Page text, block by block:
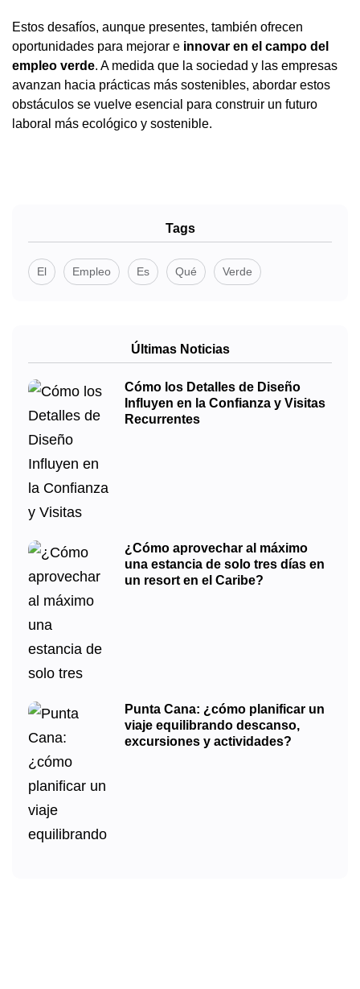
Estos desafíos, aunque presentes, también ofrecen
oportunidades para mejorar e innovar en el campo del
empleo verde. A medida que la sociedad y las empresas
avanzan hacia prácticas más sostenibles, abordar estos
obstáculos se vuelve esencial para construir un futuro
laboral más ecológico y sostenible.
Tags
El Empleo Es Qué Verde
Últimas Noticias
Cómo los Detalles de Diseño
Influyen en la Confianza y Visitas
Recurrentes
¿Cómo aprovechar al máximo
una estancia de solo tres días en
un resort en el Caribe?
Punta Cana: ¿cómo planificar un
viaje equilibrando descanso,
excursiones y actividades?